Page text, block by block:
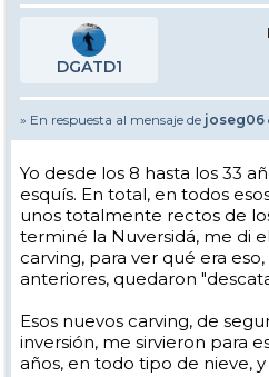
DGATD1
» En respuesta al mensaje de joseg06
Yo desde los 8 hasta los 33
esquís. En total, en todos
unos totalmente rectos de
terminé la Nuversidá, me di
carving, para ver qué era
anteriores, quedaron
Esos nuevos carving, de
inversión, me sirvieron para
años, en todo tipo de nieve,